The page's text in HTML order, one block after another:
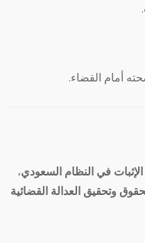
أمام القضاء.
في النظام السعودي،
وتحقيق العدالة القضائية